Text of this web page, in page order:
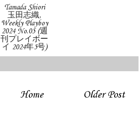
Tamada Shiori
玉田志織,
Weekly Playboy
2024 No.05 (週
刊プレイボー
イ 2024年5号)
Older Post
Home